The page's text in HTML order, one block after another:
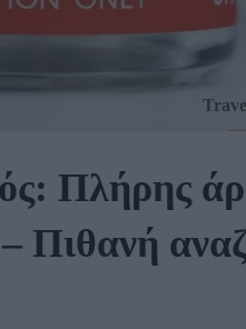
Πλήρης
Πιθανή